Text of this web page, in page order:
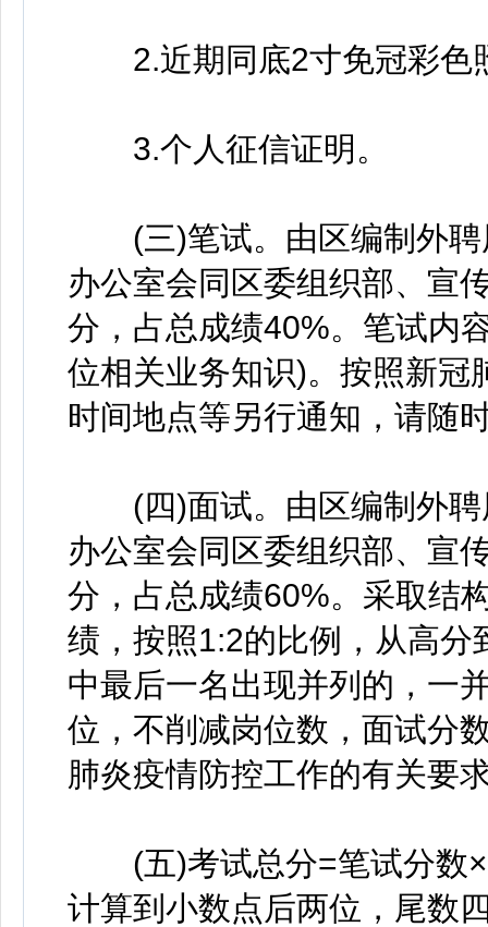
2.近期同底2寸免冠彩色
3.个人征信证明。
(三)笔试。由区编制外聘
办公室会同区委组织部、宣
分，占总成绩40%。笔试内
位相关业务知识)。按照新冠
时间地点等另行通知，请随
(四)面试。由区编制外聘
办公室会同区委组织部、宣
分，占总成绩60%。采取结
绩，按照1:2的比例，从高
中最后一名出现并列的，一
位，不削减岗位数，面试分
肺炎疫情防控工作的有关要
(五)考试总分=笔试分数
计算到小数点后两位，尾数